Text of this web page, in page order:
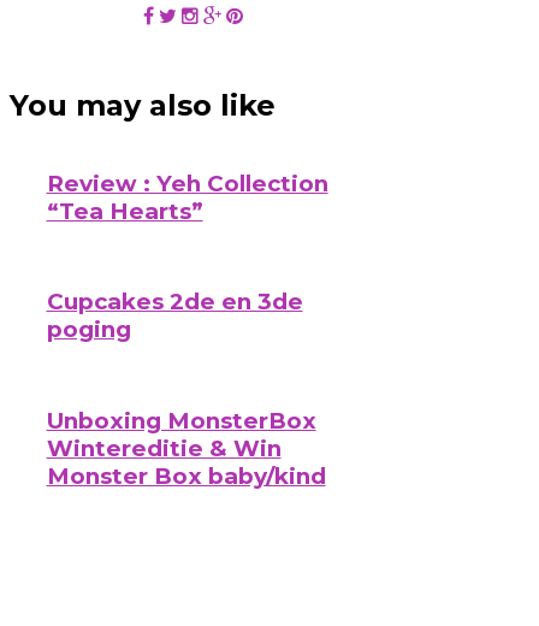
You may also like
Review : Yeh Collection
“Tea Hearts”
Cupcakes 2de en 3de
poging
Unboxing MonsterBox
Wintereditie & Win
Monster Box baby/kind